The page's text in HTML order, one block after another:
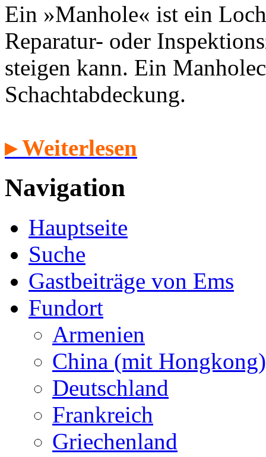
Ein »Manhole« ist ein
Reparatur- oder
steigen kann. Ein
Schachtabdeckung.
▸ Weiterlesen
Navigation
Hauptseite
Suche
Gastbeiträge von Ems
Fundort
Armenien
China (mit Hongkong)
Deutschland
Frankreich
Griechenland